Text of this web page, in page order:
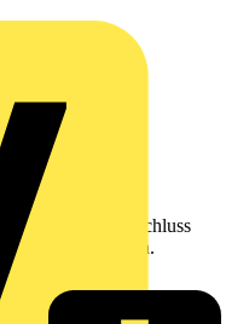
Broschüre
vor Kurzschluss
Schlägen.
in
mess- und
bieten eine intelligente